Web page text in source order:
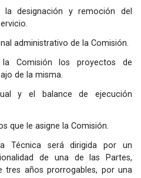
designación y remoción del
administrativo de la Comisión.
Comisión los proyectos de
de la misma.
y el balance de ejecución
que le asigne la Comisión.
Técnica será dirigida por un
de una de las Partes,
tres años prorrogables, por una